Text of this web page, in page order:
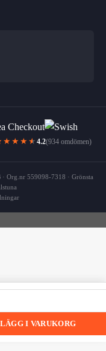
★ 4.2(934 omdömen)
Org.nr 559098-7318 · Grönsta
Bomull – Paisleymönster
Bomull –
LÄGG I VARUKORG